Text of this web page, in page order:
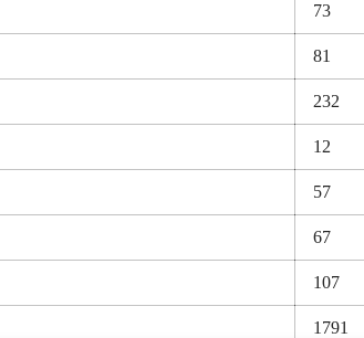
73
81
232
12
57
67
107
1791